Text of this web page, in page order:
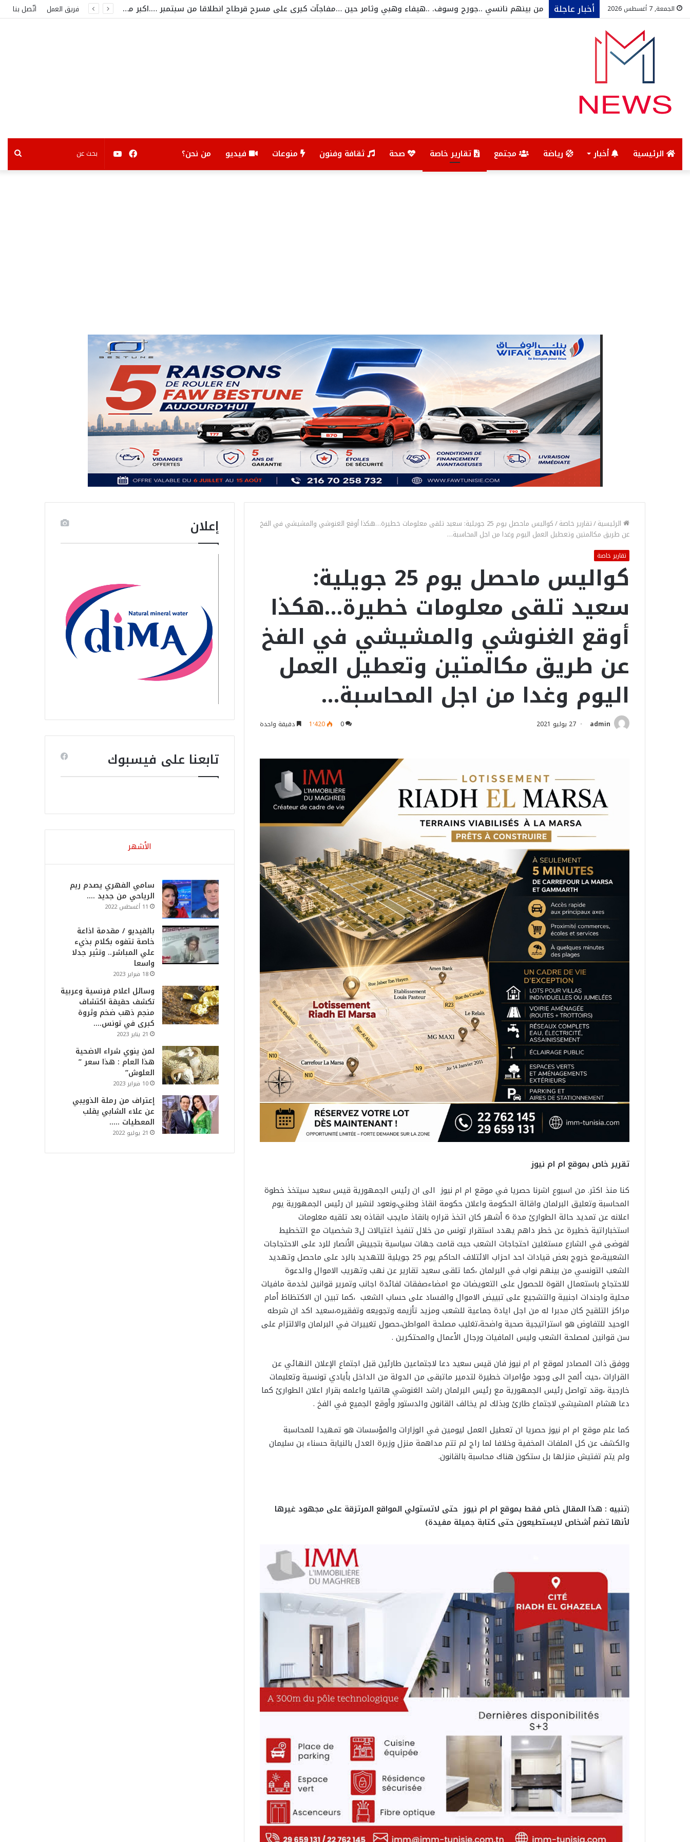
الجمعة, 7 أغسطس 2026 أخبار عاجلة من بينهم نانسي ..جورج وسوف. ..هيفاء وهبي وثامر حين …مفاجآت كبرى على مسرح قرطاج انطلاقا من سبتمبر ….اكبر مشاهير الفن العربي في تونس فريق العمل اتّصل بنا
الرئيسية أخبار رياضة مجتمع تقارير خاصة صحة ثقافة وفنون منوعات فيديو من نحن؟ بحث يوتيوبفيسبوك
الرئيسية/تقارير خاصة/
كواليس ماحصل يوم 25 جويلية: سعيد تلقى معلومات خطيرة…هكذا أوقع الغنوشي والمشيشي في الفخ
عن طريق مكالمتين وتعطيل العمل اليوم وغدا من اجل المحاسبة…
تقارير خاصة
كواليس ماحصل يوم 25 جويلية:
سعيد تلقى معلومات خطيرة…هكذا
أوقع الغنوشي والمشيشي في الفخ
عن طريق مكالمتين وتعطيل العمل
اليوم وغدا من اجل المحاسبة…
admin 27 يوليو 2021 0 1٬420 دقيقة واحدة
تقرير خاص بموقع ام ام نيوز
كنا منذ اكثر. من اسبوع اشرنا حصريا في موقع ام ام نيوز الى ان رئيس الجمهورية قيس سعيد سيتخذ خطوة
المحاسبة وتعليق البرلمان واقالة الحكومة واعلان حكومة انقاذ وطني،ونعود لنشير ان رئيس الجمهورية يوم
اعلانه عن تمديد حالة الطوارئ مدة 6 أشهر كان اتخذ قراره بانقاذ مايجب انقاذه بعد تلقيه معلومات
استخباراتية خطيرة عن خطر داهم يهدد استقرار تونس من خلال تنفيذ اغتيالات ل3 شخصيات مع التخطيط
لفوضى في الشارع مستغلين احتجاجات الشعب حيث قامت جهات سياسية بتجييش الأنصار للرد على الاحتجاجات
الشعبية،مع خروج بعض قيادات احد احزاب الائتلاف الحاكم يوم 25 جويلية للتهديد بالرد على ماحصل وتهديد
الشعب التونسي من بينهم نواب في البرلمان ،كما تلقى سعيد تقارير عن نهب وتهريب الاموال والدعوة
للاحتجاج باستعمال القوة للحصول على التعويضات مع امضاءصفقات لفائدة اجانب وتمرير قوانين لخدمة مافيات
محلية واجندات اجنبية والتشجيع على تبييض الاموال والفساد على حساب الشعب ،كما تبين ان الاكتظاظ أمام
مراكز التلقيح كان مدبرا له من اجل ايادة جماعية للشعب ومزيد تأزيمه وتجويعه وتفقيره،سعيد اكد ان شرطه
الوحيد للتفاوض هو استراتيجية صحية واضحة،تغليب مصلحة المواطن،حصول تغييرات في البرلمان والالتزام على
سن قوانين لمصلحة الشعب وليس المافيات ورجال الأعمال والمحتكرين .
ووفق ذات المصادر لموقع ام ام نيوز فان قيس سعيد دعا لاجتماعين طارئين قبل اجتماع الإعلان النهائي عن
القرارات ،حيث ألمح الى وجود مؤامرات خطيرة لتدمير ماتبقى من الدولة من الداخل بأيادي تونسية وتعليمات
خارجية ،وقد تواصل رئيس الجمهورية مع رئيس البرلمان راشد الغنوشي هاتفيا واعلمه بقرار اعلان الطوارئ كما
دعا هشام المشيشي لاجتماع طارئ وبذلك لم يخالف القانون والدستور وأوقع الجميع في الفخ .
كما علم موقع ام ام نيوز حصريا ان تعطيل العمل ليومين في الوزارات والمؤسسات هو تمهيدا للمحاسبة
والكشف عن كل الملفات المخفية وخلافا لما راج لم تتم مداهمة منزل وزيرة العدل بالنيابة حسناء بن سليمان
ولم يتم تفتيش منزلها بل ستكون هناك محاسبة بالقانون.
(تنبيه : هذا المقال خاص فقط بموقع ام ام نيوز حتى لاتستولي المواقع المرتزقة على مجهود غيرها
لأنها تضم أشخاص لايستطيعون حتى كتابة جميلة مفيدة)
إعلان
تابعنا على فيسبوك
الأشهر
سامي الفهري يصدم ريم
الرياحي من جديد ….
11 أغسطس 2022
بالفيديو / مقدمة اذاعة
خاصة تتفوه بكلام بذيء
علي المباشر.. وتثير جدلا
واسعا
18 فبراير 2023
وسائل اعلام فرنسية وعربية
تكشف حقيقة اكتشاف
منجم ذهب ضخم وثروة
كبرى في تونس….
21 يناير 2023
لمن ينوي شراء الاضحية
هذا العام : هذا سعر ”
العلوش”
10 فبراير 2023
إعتراف من رملة الذويبي
عن علاء الشابي يقلب
المعطيات …..
21 يوليو 2022